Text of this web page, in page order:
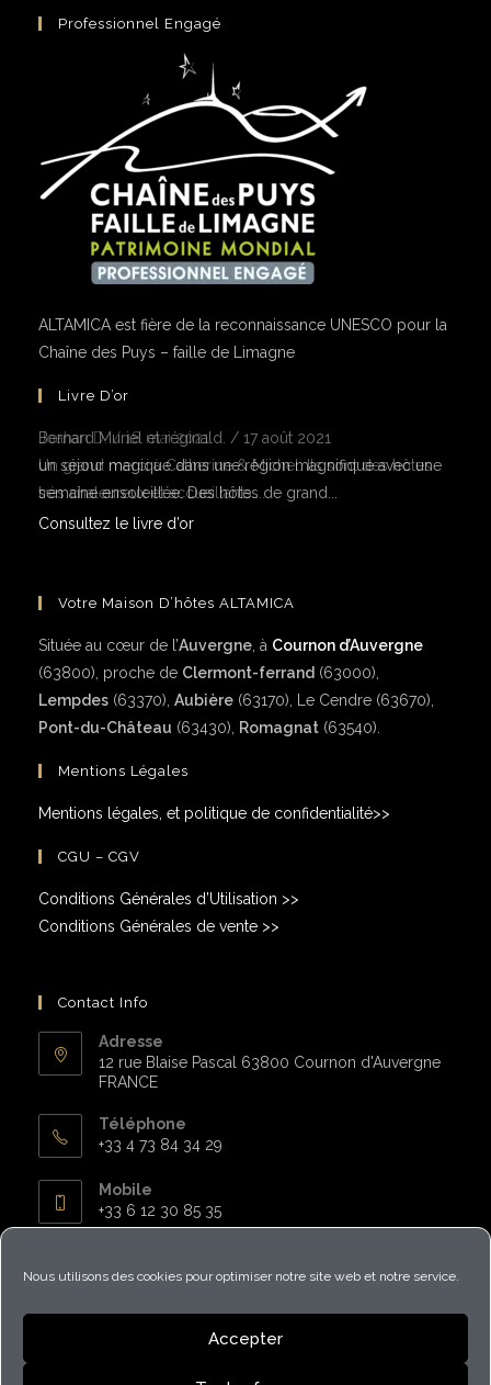
Nous utilisons des cookies pour optimiser notre site web et notre service.
Accepter
dans
dans
Professionnel Engagé
ALTAMICA est fière de la reconnaissance UNESCO pour la
Chaîne des Puys – faille de Limagne
Livre D’or
Joahan D./18 mai 2021
Un grand merci à Catherine & Michel. Ils sont des hôtes
très chaleureux et accueillants....
Consultez le livre d’or
Votre Maison D’hôtes ALTAMICA
Située au cœur de l’Auvergne , à Cournon d’Auvergne
(63800), proche de Clermont-ferrand (63000),
Lempdes (63370), Aubière (63170), Le Cendre (63670),
Pont-du-Château (63430), Romagnat (63540).
Mentions Légales
Mentions légales, et politique de confidentialité>>
CGU – CGV
Conditions Générales d’Utilisation >>
Conditions Générales de vente >>
Contact Info
Adresse
12 rue Blaise Pascal 63800 Cournon d'Auvergne
FRANCE
Téléphone
+33 4 73 84 34 29
Mobile
+33 6 12 30 85 35
altamica@gmail.comS’ouvre
votre
application